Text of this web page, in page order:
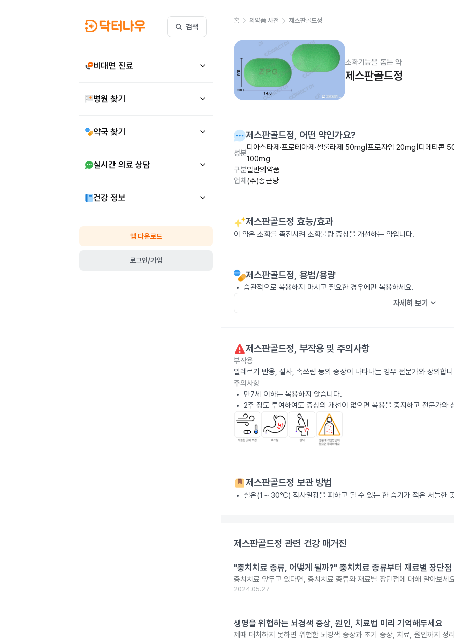
검색
비대면 진료
병원 찾기
약국 찾기
실시간 의료 상담
건강 정보
앱 다운로드
로그인/가입
홈 의약품 사전 제스판골드정
소화기능을 돕는 약
제스판골드정
제스판골드정, 어떤 약인가요?
성분
디아스타제·프로테아제·셀룰라제 50mg|프로자임 20mg|디메티콘
100mg
구분일반의약품
업체 (주)종근당
제스판골드정 효능/효과
이 약은 소화를 촉진시켜 소화불량 증상을 개선하는 약입니다.
제스판골드정, 용법/용량
습관적으로 복용하지 마시고 필요한 경우에만 복용하세요.
자세히 보기 keyboard_arrow_down
제스판골드정, 부작용 및 주의사항
부작용
알레르기 반응, 설사, 속쓰림 등의 증상이 나타나는 경우 전문가와 상의합
주의사항
만7세 이하는 복용하지 않습니다.
2주 정도 투여하여도 증상의 개선이 없으면 복용을 중지하고 전문가와
제스판골드정 보관 방법
실온(1～30℃) 직사일광을 피하고 될 수 있는 한 습기가 적은 서늘한
제스판골드정 관련 건강 매거진
"충치치료 종류, 어떻게 될까?" 충치치료 종류부터 재료별 장단점
충치치료 앞두고 있다면, 충치치료 종류와 재료별 장단점에 대해 알아보세
2024.05.27
생명을 위협하는 뇌경색 증상, 원인, 치료법 미리 기억해두세요
제때 대처하지 못하면 위험한 뇌경색 증상과 초기 증상, 치료, 원인까지 정